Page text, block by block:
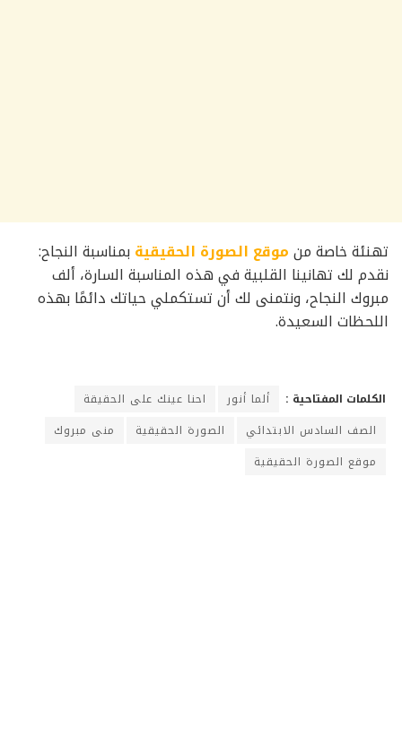
تهنئة خاصة منموقع الصورة الحقيقية بمناسبة النجاح:
نقدم لك تهانينا القلبية في هذه المناسبة السارة، ألف
مبروك النجاح، ونتمنى لك أن تستكملي حياتك دائمًا بهذه
اللحظات السعيدة.
الكلمات المفتاحية : ألما أنور
احنا عينك على الحقيقة
الصف السادس الابتدائي
الصورة الحقيقية
منى مبروك
موقع الصورة الحقيقية